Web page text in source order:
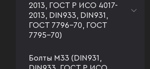
2013, ГОСТ Р ИСО 4017-
2013, DIN933, DIN931,
ГОСТ 7796-70, ГОСТ
7795-70)
Болты М33 (DIN931,